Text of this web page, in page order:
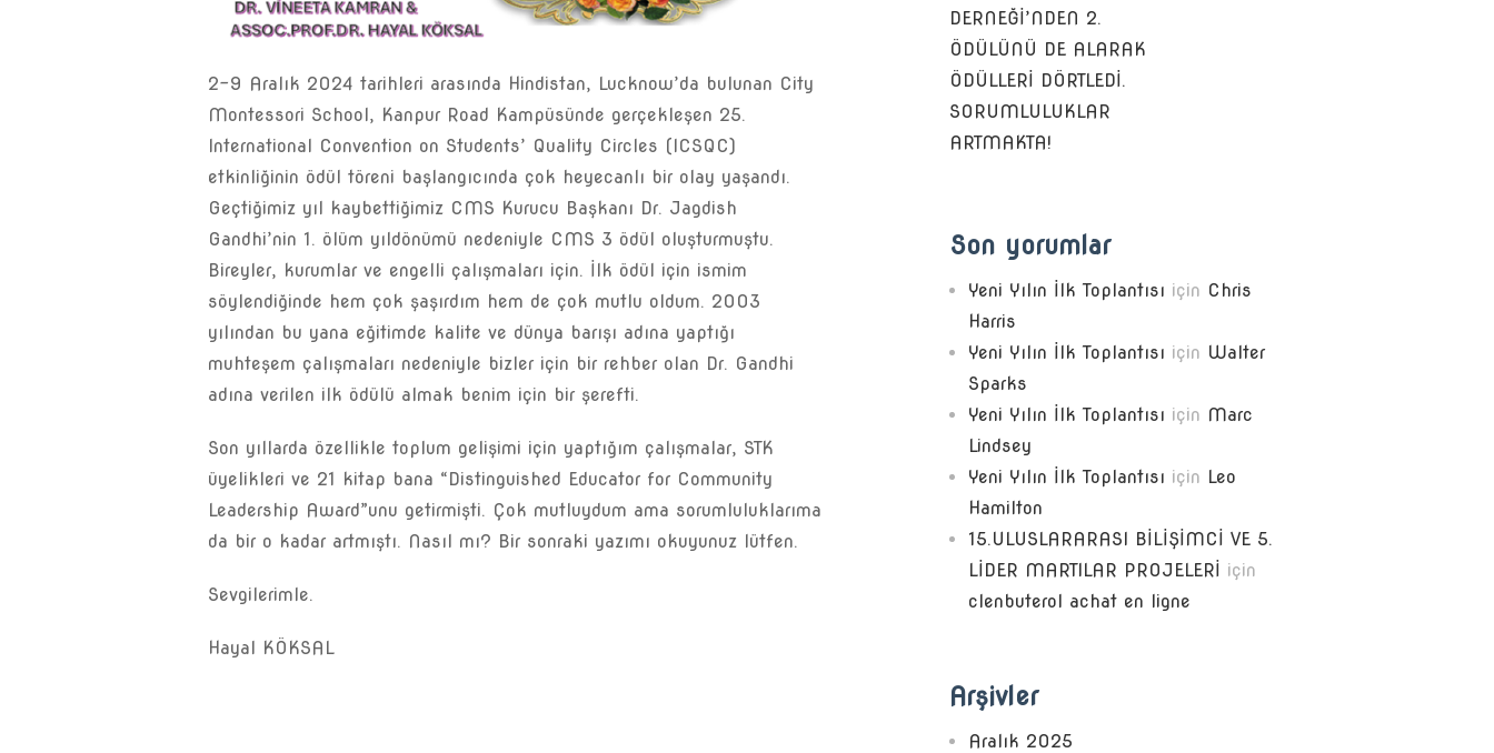
2-9 Aralık 2024 tarihleri arasında Hindistan, Lucknow’da bulunan City
Montessori School, Kanpur Road Kampüsünde gerçekleşen 25.
International Convention on Students’ Quality Circles (ICSQC)
etkinliğinin ödül töreni başlangıcında çok heyecanlı bir olay yaşandı.
Geçtiğimiz yıl kaybettiğimiz CMS Kurucu Başkanı Dr. Jagdish
Gandhi’nin 1. ölüm yıldönümü nedeniyle CMS 3 ödül oluşturmuştu.
Bireyler, kurumlar ve engelli çalışmaları için. İlk ödül için ismim
söylendiğinde hem çok şaşırdım hem de çok mutlu oldum. 2003
yılından bu yana eğitimde kalite ve dünya barışı adına yaptığı
muhteşem çalışmaları nedeniyle bizler için bir rehber olan Dr. Gandhi
adına verilen ilk ödülü almak benim için bir şerefti.
Son yıllarda özellikle toplum gelişimi için yaptığım çalışmalar, STK
üyelikleri ve 21 kitap bana “Distinguished Educator for Community
Leadership Award”unu getirmişti. Çok mutluydum ama sorumluluklarıma
da bir o kadar artmıştı. Nasıl mı? Bir sonraki yazımı okuyunuz lütfen.
Sevgilerimle.
Hayal KÖKSAL
DERNEĞİ’NDEN 2.
ÖDÜLÜNÜ DE ALARAK
ÖDÜLLERİ DÖRTLEDİ.
SORUMLULUKLAR
ARTMAKTA!
Son yorumlar
Yeni Yılın İlk Toplantısı için Chris
Harris
Yeni Yılın İlk Toplantısı için Walter
Sparks
Yeni Yılın İlk Toplantısı için Marc
Lindsey
Yeni Yılın İlk Toplantısı için Leo
Hamilton
15.ULUSLARARASI BİLİŞİMCİ VE 5.
LİDER MARTILAR PROJELERİ için
clenbuterol achat en ligne
Arşivler
Aralık 2025